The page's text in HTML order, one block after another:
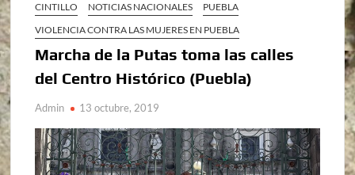
CINTILLO NOTICIAS NACIONALES
PUEBLA
VIOLENCIA CONTRA LAS MUJERES EN PUEBLA
Marcha de la Putas toma las calles
del Centro Histórico (Puebla)
Admin 13 octubre, 2019